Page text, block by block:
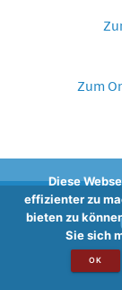
Zum
Diese
effizienter zu
bieten zu
Sie sich
OK